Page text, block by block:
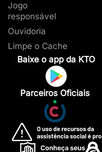
Jogo
responsável
Ouvidoria
Limpe o Cache
Baixe o app da KTO
Parceiros Oficiais